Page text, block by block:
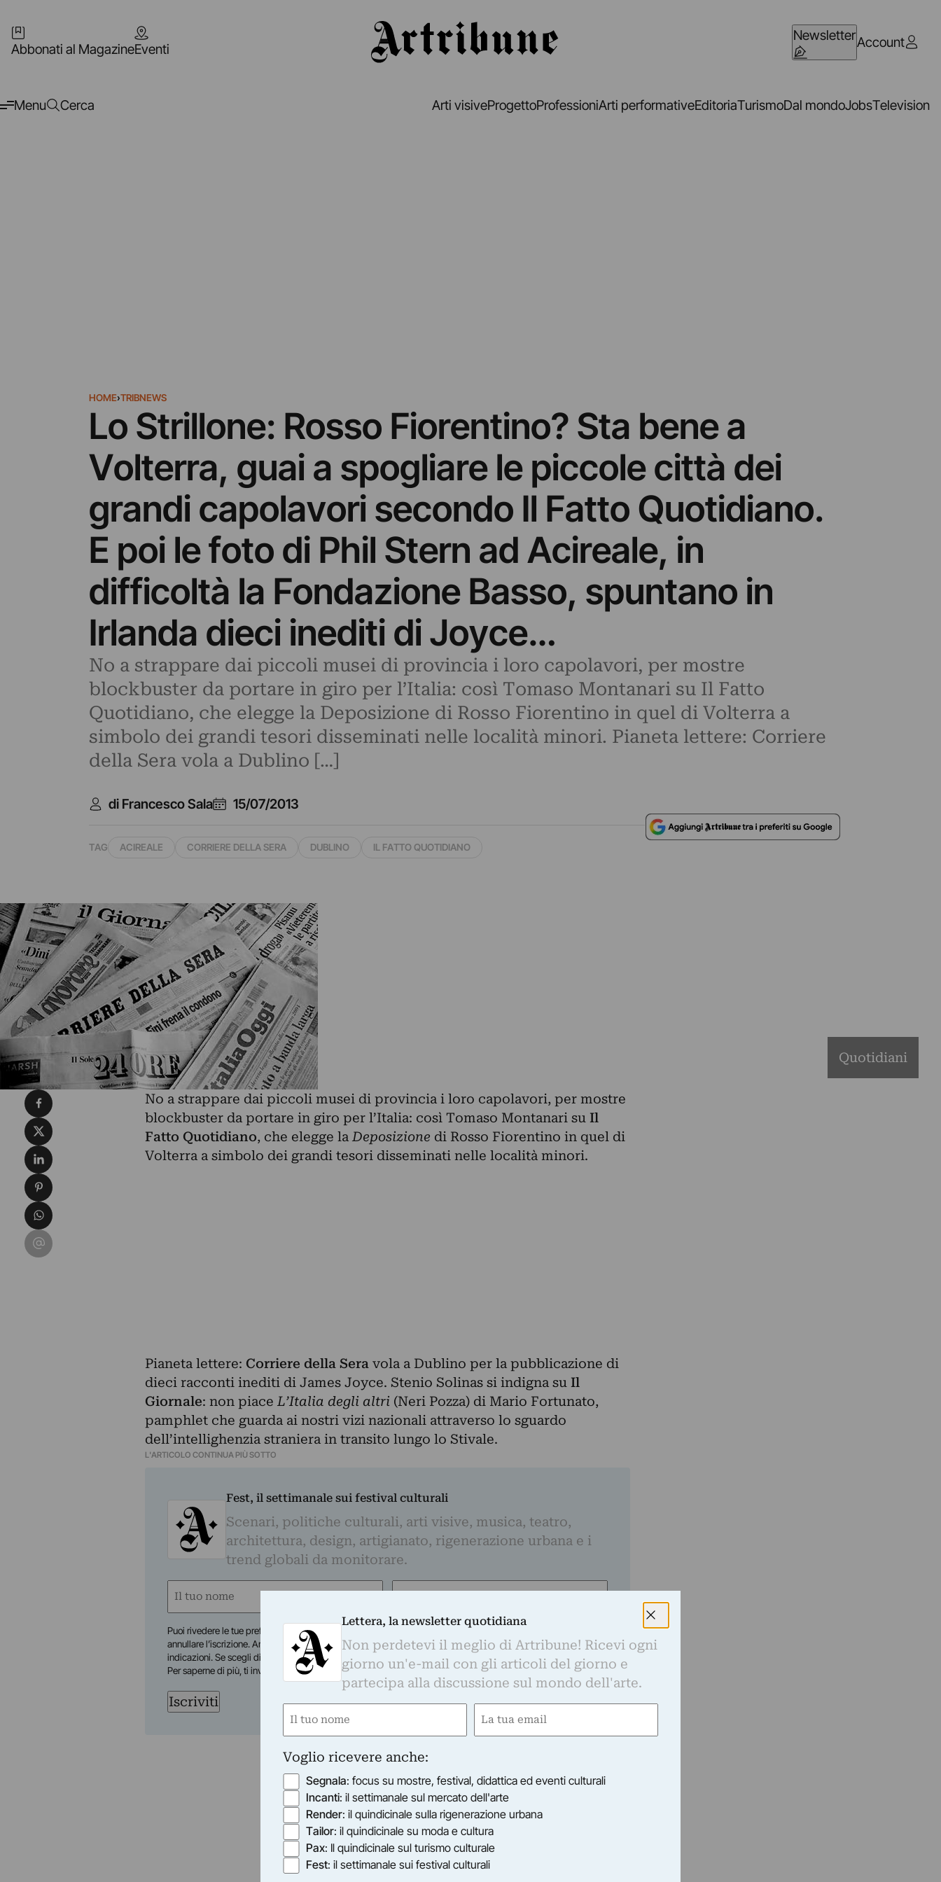
Abbonati al MagazineEventi
NewsletterAccount
Menu Cerca Arti visiveProgettoProfessioniArti performativeEditoriaTurismoDal mondoJobsTelevision
HOME›TRIBNEWS
Lo Strillone: Rosso Fiorentino? Sta bene a
Volterra, guai a spogliare le piccole città dei
grandi capolavori secondo Il Fatto Quotidiano.
E poi le foto di Phil Stern ad Acireale, in
difficoltà la Fondazione Basso, spuntano in
Irlanda dieci inediti di Joyce…
No a strappare dai piccoli musei di provincia i loro capolavori, per mostre
blockbuster da portare in giro per l’Italia: così Tomaso Montanari su Il Fatto
Quotidiano, che elegge la Deposizione di Rosso Fiorentino in quel di Volterra a
simbolo dei grandi tesori disseminati nelle località minori. Pianeta lettere: Corriere
della Sera vola a Dublino […]
di Francesco Sala 15/07/2013
TAG ACIREALE CORRIERE DELLA SERA DUBLINO IL FATTO QUOTIDIANO
Quotidiani
No a strappare dai piccoli musei di provincia i loro capolavori, per mostre
blockbuster da portare in giro per l’Italia: così Tomaso Montanari su Il
Fatto Quotidiano, che elegge la Deposizione di Rosso Fiorentino in quel di
Volterra a simbolo dei grandi tesori disseminati nelle località minori.
Pianeta lettere: Corriere della Sera vola a Dublino per la pubblicazione di
dieci racconti inediti di James Joyce. Stenio Solinas si indigna su Il
Giornale: non piace L’Italia degli altri (Neri Pozza) di Mario Fortunato,
pamphlet che guarda ai nostri vizi nazionali attraverso lo sguardo
dell’intellighenzia straniera in transito lungo lo Stivale.
L'ARTICOLO CONTINUA PIÙ SOTTO
Fest, il settimanale sui festival culturali
Scenari, politiche culturali, arti visive, musica, teatro,
architettura, design, artigianato, rigenerazione urbana e i
trend globali da monitorare.
Nome
Email
Puoi rivedere le tue preferenze in qualsiasi momento: sul fondo di ogni mail che ti invieremo, troverai il link per
annullare l’iscrizione. Artribune Srl non cederà i tuoi dati a terze parti e utilizzerà i tuoi dati secondo le tue
indicazioni. Se scegli di annullare l’iscrizione, Artribune cancellerà i tuoi dati personali dal proprio database.
Per saperne di più, ti invitiamo a consultare la nostraPrivacy Policy.
Iscriviti
Condividi su Facebook
Condividi su X
Condividi su LinkedIn
Condividi su Pinterest
Condividi su WhatsApp
Condividi su Email
Lettera, la newsletter quotidiana
Non perdetevi il meglio di Artribune! Ricevi ogni
giorno un'e-mail con gli articoli del giorno e
partecipa alla discussione sul mondo dell'arte.
Nome
Email
Voglio ricevere anche:
Segnala: focus su mostre, festival, didattica ed eventi culturali
Incanti: il settimanale sul mercato dell'arte
Render: il quindicinale sulla rigenerazione urbana
Tailor: il quindicinale su moda e cultura
Pax: Il quindicinale sul turismo culturale
Fest: il settimanale sui festival culturali